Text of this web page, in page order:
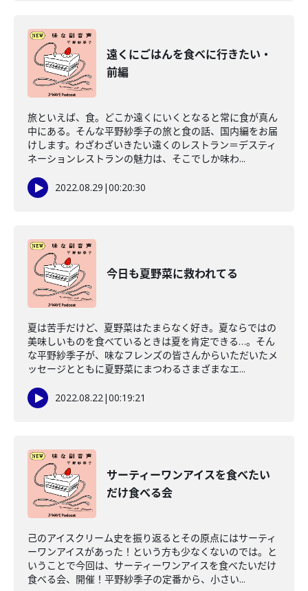
遠くにごはんを食べに行きたい・
前編
旅といえば、食。どこか遠くにいくとなると常に食が真ん
中にある。そんな平野紗季子の旅と食の話、国内編をお届
けします。わざわざいきたい遠くのレストラン＝デスティ
ネーションレストランの魅力は、そこでしか味わ...
2022.08.29 |00:20:30
今日も夏野菜に救われてる
夏は苦手だけど、夏野菜はたまらなく好き。夏ならではの
美味しいものを食べているときは夏を肯定できる…。そん
な平野紗季子が、味なフレンズの皆さんからいただいたメ
ッセージとともに夏野菜にまつわるさまざまなエ...
2022.08.22|00:19:21
サーティーワンアイスを食べたい
だけ食べる会
己のアイスクリーム史を振り返るとその原点にはサーティ
ーワンアイスがあった！という方も少なくないのでは。と
いうことで今回は、サーティーワンアイスを食べたいだけ
食べる会、開催！平野紗季子の定番から、小さい...